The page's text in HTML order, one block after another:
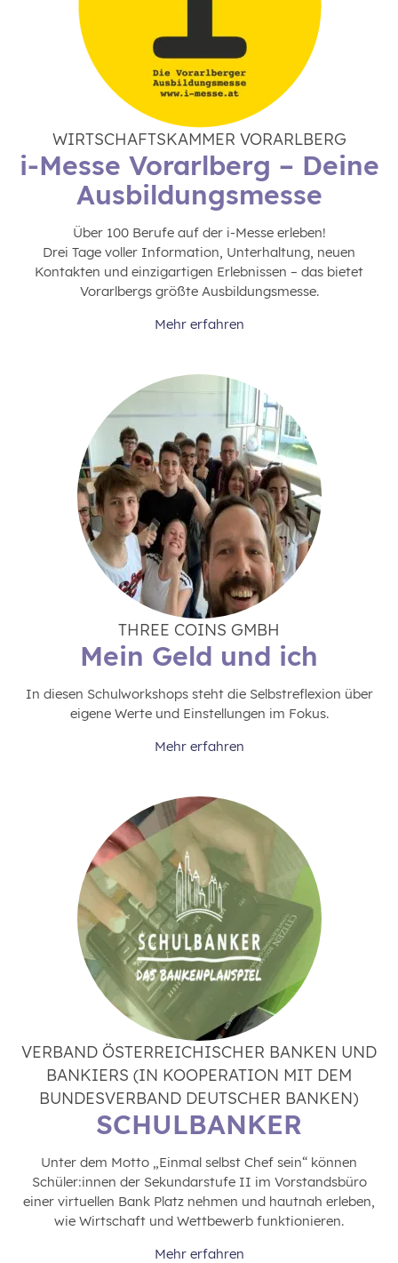
WIRTSCHAFTSKAMMER VORARLBERG
i-Messe Vorarlberg – Deine
Ausbildungsmesse
Über 100 Berufe auf der i-Messe erleben!
Drei Tage voller Information, Unterhaltung, neuen
Kontakten und einzigartigen Erlebnissen – das bietet
Vorarlbergs größte Ausbildungsmesse.
Mehr erfahren
THREE COINS GMBH
Mein Geld und ich
In diesen Schulworkshops steht die Selbstreflexion über
eigene Werte und Einstellungen im Fokus.
Mehr erfahren
VERBAND ÖSTERREICHISCHER BANKEN UND
BANKIERS (IN KOOPERATION MIT DEM
BUNDESVERBAND DEUTSCHER BANKEN)
SCHULBANKER
Unter dem Motto „Einmal selbst Chef sein“ können
Schüler:innen der Sekundarstufe II im Vorstandsbüro
einer virtuellen Bank Platz nehmen und hautnah erleben,
wie Wirtschaft und Wettbewerb funktionieren.
Mehr erfahren